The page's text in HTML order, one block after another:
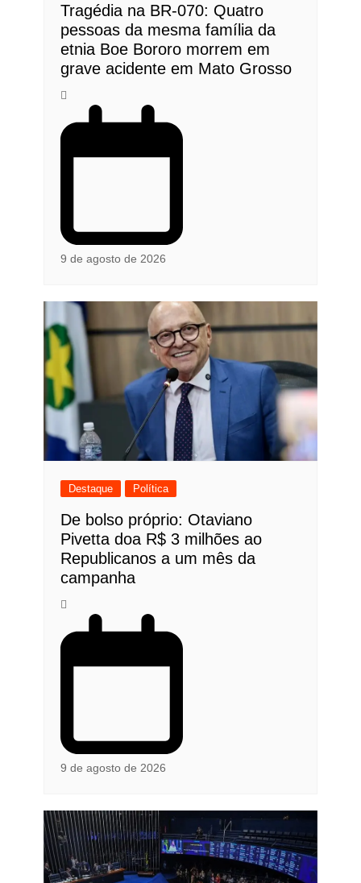
Tragédia na BR-070: Quatro
pessoas da mesma família da
etnia Boe Bororo morrem em
grave acidente em Mato Grosso
9 de agosto de 2026
Destaque Política
De bolso próprio: Otaviano
Pivetta doa R$ 3 milhões ao
Republicanos a um mês da
campanha
9 de agosto de 2026